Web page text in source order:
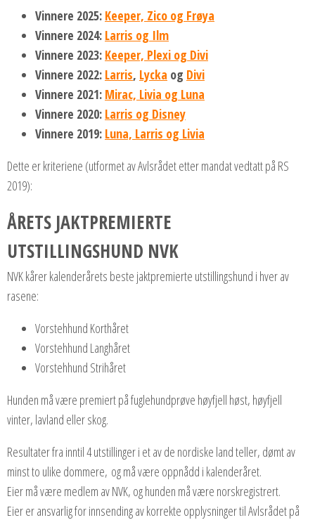
Vinnere 2025: Keeper, Zico og Frøya
Vinnere 2024: Larris og Ilm
Vinnere 2023: Keeper, Plexi og Divi
Vinnere 2022: Larris, Lycka og Divi
Vinnere 2021: Mirac, Livia og Luna
Vinnere 2020: Larris og Disney
Vinnere 2019: Luna, Larris og Livia
Dette er kriteriene (utformet av Avlsrådet etter mandat vedtatt på RS
2019):
ÅRETS JAKTPREMIERTE
UTSTILLINGSHUND NVK
NVK kårer kalenderårets beste jaktpremierte utstillingshund i hver av
rasene:
Vorstehhund Korthåret
Vorstehhund Langhåret
Vorstehhund Strihåret
Hunden må være premiert på fuglehundprøve høyfjell høst, høyfjell
vinter, lavland eller skog.
Resultater fra inntil 4 utstillinger i et av de nordiske land teller, dømt av
minst to ulike dommere, og må være oppnådd i kalenderåret.
Eier må være medlem av NVK, og hunden må være norskregistrert.
Eier er ansvarlig for innsending av korrekte opplysninger til Avlsrådet på